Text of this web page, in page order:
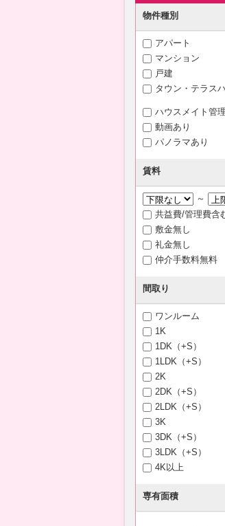
物件種別
アパート
マンション
戸建
タウン・テラス
ハウスメイト管
動画あり
パノラマあり
賃料
～
共益費/管理費含
敷金無し
礼金無し
仲介手数料無料
間取り
ワンルーム
1K
1DK（+S）
1LDK（+S）
2K
2DK（+S）
2LDK（+S）
3K
3DK（+S）
3LDK（+S）
4K以上
専有面積